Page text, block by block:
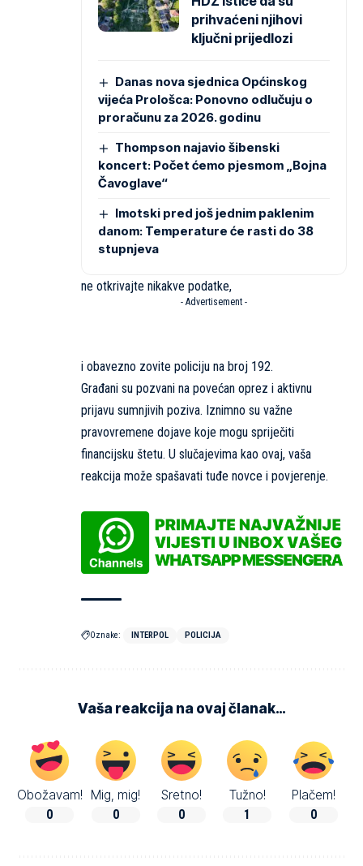
prihvaćeni njihovi
ključni prijedlozi
Danas nova sjednica Općinskog
vijeća Prološca: Ponovno odlučuju o
proračunu za 2026. godinu
Thompson najavio šibenski
koncert: Počet ćemo pjesmom „Bojna
Čavoglave“
Imotski pred još jednim paklenim
danom: Temperature će rasti do 38
stupnjeva
ne otkrivajte nikakve podatke,
- Advertisement -
i obavezno zovite policiju na broj 192.
Građani su pozvani na povećan oprez i aktivnu
prijavu sumnjivih poziva. Iznimno su važne
pravovremene dojave koje mogu spriječiti
financijsku štetu. U slučajevima kao ovaj, vaša
reakcija može spašavati tuđe novce i povjerenje.
Oznake: INTERPOL POLICIJA
Vaša reakcija na ovaj članak…
Obožavam!
0
Mig, mig!
0
Sretno!
0
Tužno!
1
Plačem!
0